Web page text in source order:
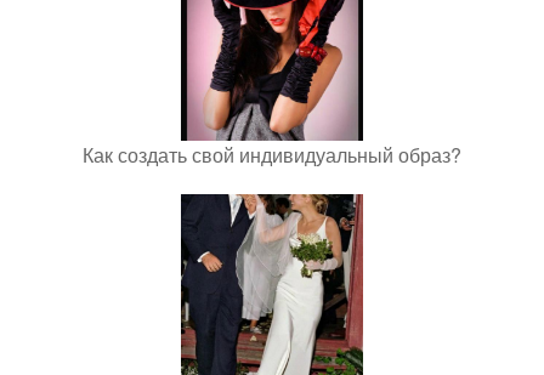
Как создать свой индивидуальный образ?